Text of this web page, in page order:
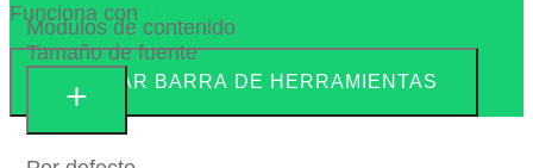
Funciona con
OneTap
OCULTAR BARRA DE HERRAMIENTAS
Módulos de contenido
Tamaño de fuente